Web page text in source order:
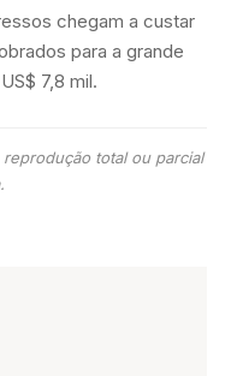
chegam a custar
para a grande
7,8 mil.
total ou parcial